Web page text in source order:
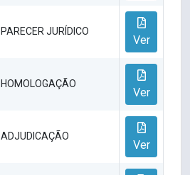
PARECER JURÍDICO
Ver
HOMOLOGAÇÃO
Ver
ADJUDICAÇÃO
Ver